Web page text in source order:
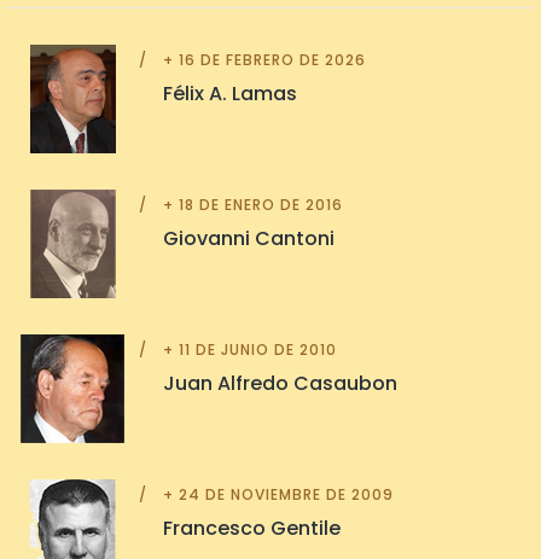
+ 16 DE FEBRERO DE 2026
Félix A. Lamas
+ 18 DE ENERO DE 2016
Giovanni Cantoni
+ 11 DE JUNIO DE 2010
Juan Alfredo Casaubon
+ 24 DE NOVIEMBRE DE 2009
Francesco Gentile